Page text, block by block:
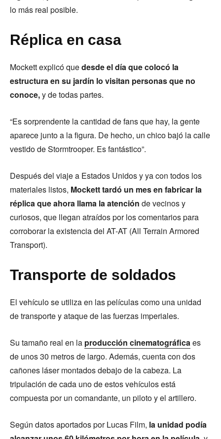
lo más real posible.
Réplica en casa
Mockett explicó quedesde el día que colocó la
estructura en su jardín lo visitan personas que no
conoce,y de todas partes.
“Es sorprendente la cantidad de fans que hay, la gente
aparece junto a la figura. De hecho, un chico bajó la calle
vestido de Stormtrooper. Es fantástico”.
Después del viaje a Estados Unidos y ya con todos los
materiales listos, Mockett tardó un mes en fabricar la
réplicaque ahora llama la atención de vecinos y
curiosos, que llegan atraídos por los comentarios para
corroborar la existencia del AT-AT (All Terrain Armored
Transport).
Transporte de soldados
El vehículo se utiliza en las películas como una unidad
de transporte y ataque de las fuerzas imperiales.
Su tamaño real en la producción cinematográficaes
de unos 30 metros de largo. Además, cuenta con dos
cañones láser montados debajo de la cabeza. La
tripulación de cada uno de estos vehículos está
compuesta por un comandante, un piloto y el artillero.
Según datos aportados por Lucas Film, la unidad podía